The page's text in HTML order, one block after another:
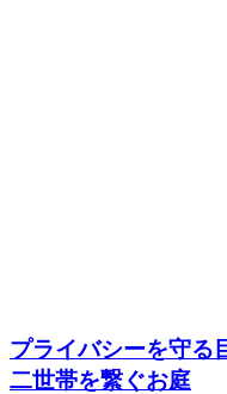
プライバシーを守る
二世帯を繋ぐお庭